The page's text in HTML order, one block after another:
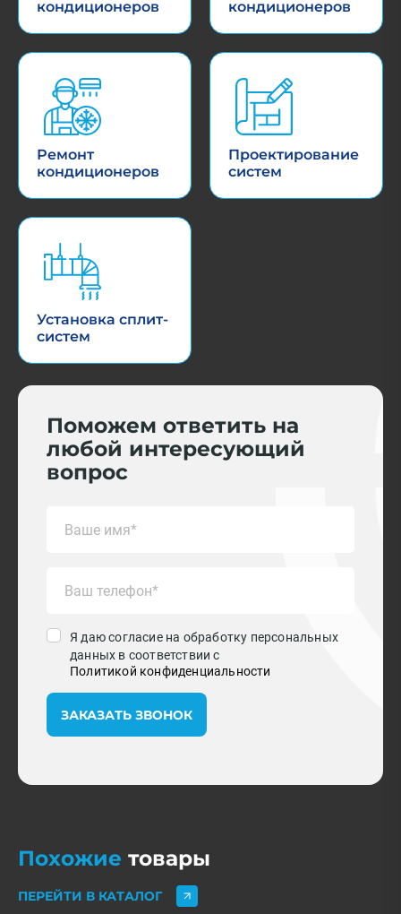
кондиционеров кондиционеров
Ремонт
кондиционеров
Проектирование
систем
Установка сплит-
систем
Поможем ответить на
любой интересующий
вопрос
Я даю согласие на обработку персональных
данных в соответствии с
Политикой конфиденциальности
ЗАКАЗАТЬ ЗВОНОК
Похожие товары
ПЕРЕЙТИ В КАТАЛОГ